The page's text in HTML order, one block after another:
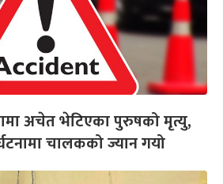
अचेत भेटिएका पुरुषको मृत्यु,
चालकको ज्यान गयो